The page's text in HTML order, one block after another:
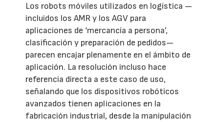
Los robots móviles utilizados en logística —
incluidos los AMR y los AGV para
aplicaciones de ‘mercancía a persona’,
clasificación y preparación de pedidos—
parecen encajar plenamente en el ámbito de
aplicación. La resolución incluso hace
referencia directa a este caso de uso,
señalando que los dispositivos robóticos
avanzados tienen aplicaciones en la
fabricación industrial, desde la manipulación